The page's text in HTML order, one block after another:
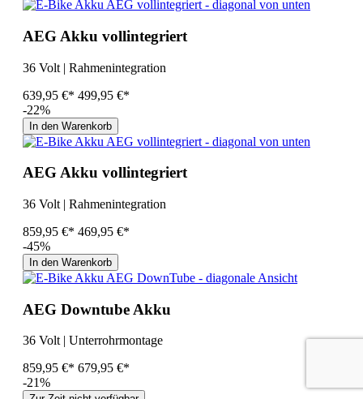
AEG Akku vollintegriert
36 Volt | Rahmenintegration
639,95 €* 499,95 €*
-22%
In den Warenkorb
AEG Akku vollintegriert
36 Volt | Rahmenintegration
859,95 €* 469,95 €*
-45%
In den Warenkorb
AEG Downtube Akku
36 Volt | Unterrohrmontage
859,95 €* 679,95 €*
-21%